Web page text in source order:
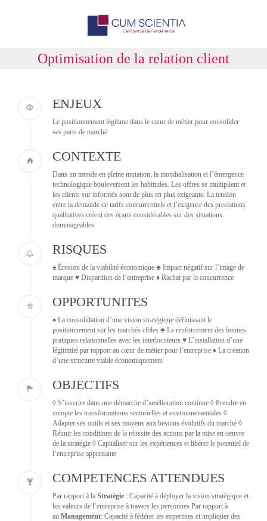
Optimisation de la relation client
ENJEUX
Le positionnement légitime dans le cœur de métier pour consolider
ses parts de marché
CONTEXTE
Dans un monde en pleine mutation, la mondialisation et l’émergence
technologique bouleversent les habitudes. Les offres se multiplient et
les clients sur informés sont de plus en plus exigeants. La tension
entre la demande de tarifs concurrentiels et l’exigence des prestations
qualitatives créent des écarts considérables sur des situations
dommageables.
RISQUES
♠ Érosion de la viabilité économique ♣ Impact négatif sur l’image de
marque ♥ Disparition de l’entreprise ♦ Rachat par la concurrence
OPPORTUNITES
♠ La consolidation d’une vision stratégique définissant le
positionnement sur les marchés cibles ♣ Le renforcement des bonnes
pratiques relationnelles avec les interlocuteurs ♥ L’installation d’une
légitimité par rapport au cœur de métier pour l’entreprise ♦ La création
d’une structure viable économiquement
OBJECTIFS
◊ S’inscrire dans une démarche d’amélioration continue ◊ Prendre en
compte les transformations sectorielles et environnementales ◊
Adapter ses outils et ses moyens aux besoins évolutifs du marché ◊
Réunir les conditions de la réussite des actions par la mise en oeuvre
de la stratégie ◊ Capitaliser sur les expériences et libérer le potentiel de
l’entreprise apprenante
COMPETENCES ATTENDUES
Par rapport à la Stratégie : Capacité à déployer la vision stratégique et
les valeurs de l’entreprise à travers les personnes Par rapport à
au Management: Capacité à fédérer les expertises et impliquer des